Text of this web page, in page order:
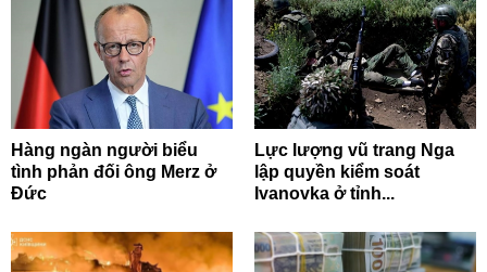
Hàng ngàn người biểu
tình phản đối ông Merz ở
Đức
Lực lượng vũ trang Nga
lập quyền kiểm soát
Ivanovka ở tỉnh...